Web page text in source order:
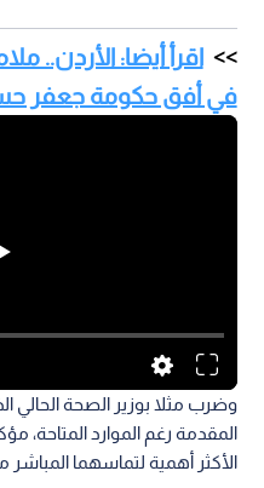
اقرأ أيضا: الأردن..
في أفق حكومة جعفر
وضرب مثلا بوزير الصحة الحالي
المقدمة رغم الموارد المتاحة،
الأكثر أهمية لتماسهما المباشر